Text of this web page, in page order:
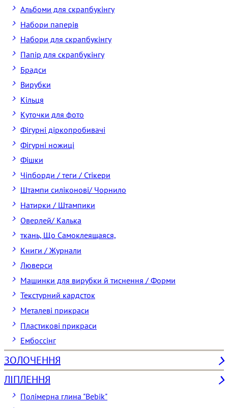
Альбоми для скрапбукінгу
Набори паперів
Набори для скрапбукінгу
Папір для скрапбукінгу
Брадси
Вирубки
Кільця
Куточки для фото
Фігурні діркопробивачі
Фігурні ножиці
Фішки
Чіпборди / теги / Стікери
Штампи силіконові/ Чорнило
Натирки / Штампики
Оверлей/ Калька
ткань, Що Самоклеящаяся,
Книги / Журнали
Люверси
Машинки для вирубки й тиснення / Форми
Текстурний кардсток
Металеві прикраси
Пластикові прикраси
Ембоссінг
ЗОЛОЧЕННЯ
ЛІПЛЕННЯ
Полімерна глина "Bebik"